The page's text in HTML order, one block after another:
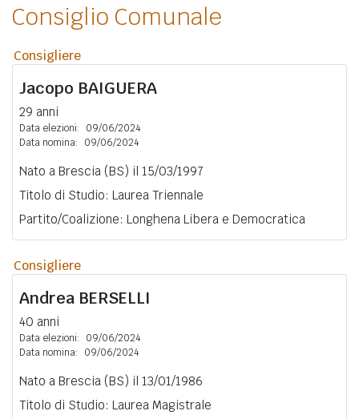
Consiglio Comunale
Consigliere
Jacopo BAIGUERA
29 anni
Data elezioni:
09/06/2024
Data nomina:
09/06/2024
Nato a Brescia (BS) il 15/03/1997
Titolo di Studio: Laurea Triennale
Partito/Coalizione: Longhena Libera e Democratica
Consigliere
Andrea BERSELLI
40 anni
Data elezioni:
09/06/2024
Data nomina:
09/06/2024
Nato a Brescia (BS) il 13/01/1986
Titolo di Studio: Laurea Magistrale